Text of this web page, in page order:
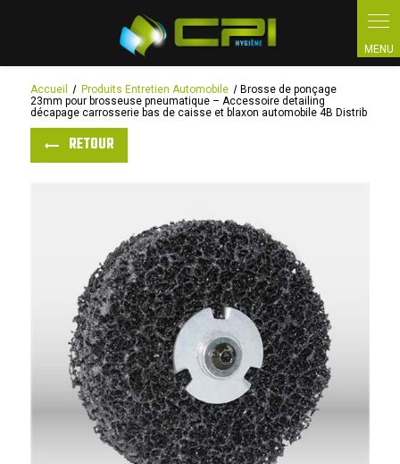
Accueil Produits Entretien Automobile
Brosse de ponçage
23mm pour brosseuse pneumatique – Accessoire detailing
décapage carrosserie bas de caisse et blaxon automobile 4B Distrib
RETOUR